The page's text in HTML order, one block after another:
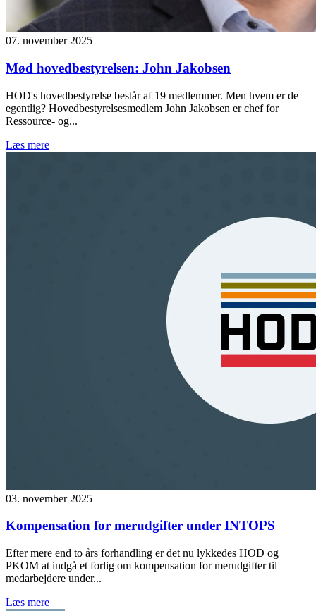
07. november 2025
Mød hovedbestyrelsen: John Jakobsen
HOD's hovedbestyrelse består af 19 medlemmer. Men hvem er de
egentlig? Hovedbestyrelsesmedlem John Jakobsen er chef for
Ressource- og...
Læs mere
03. november 2025
Kompensation for merudgifter under INTOPS
Efter mere end to års forhandling er det nu lykkedes HOD og
PKOM at indgå et forlig om kompensation for merudgifter til
medarbejdere under...
Læs mere